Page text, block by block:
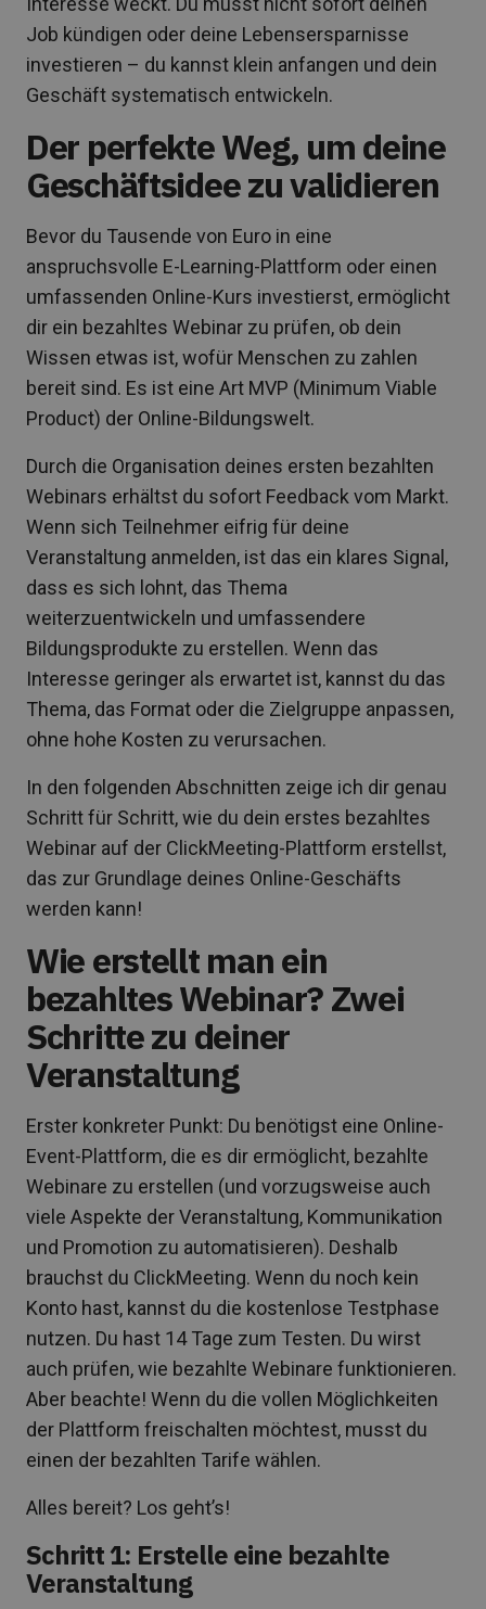
Job kündigen oder deine Lebensersparnisse
investieren – du kannst klein anfangen und dein
Geschäft systematisch entwickeln.
Der perfekte Weg, um deine
Geschäftsidee zu validieren
Bevor du Tausende von Euro in eine
anspruchsvolle E-Learning-Plattform oder einen
umfassenden Online-Kurs investierst, ermöglicht
dir ein bezahltes Webinar zu prüfen, ob dein
Wissen etwas ist, wofür Menschen zu zahlen
bereit sind. Es ist eine Art MVP (Minimum Viable
Product) der Online-Bildungswelt.
Durch die Organisation deines ersten bezahlten
Webinars erhältst du sofort Feedback vom Markt.
Wenn sich Teilnehmer eifrig für deine
Veranstaltung anmelden, ist das ein klares Signal,
dass es sich lohnt, das Thema
weiterzuentwickeln und umfassendere
Bildungsprodukte zu erstellen. Wenn das
Interesse geringer als erwartet ist, kannst du das
Thema, das Format oder die Zielgruppe anpassen,
ohne hohe Kosten zu verursachen.
In den folgenden Abschnitten zeige ich dir genau
Schritt für Schritt, wie du dein erstes bezahltes
Webinar auf der ClickMeeting-Plattform erstellst,
das zur Grundlage deines Online-Geschäfts
werden kann!
Wie erstellt man ein
bezahltes Webinar? Zwei
Schritte zu deiner
Veranstaltung
Erster konkreter Punkt: Du benötigst eine Online-
Event-Plattform, die es dir ermöglicht, bezahlte
Webinare zu erstellen (und vorzugsweise auch
viele Aspekte der Veranstaltung, Kommunikation
und Promotion zu automatisieren). Deshalb
brauchst du ClickMeeting. Wenn du noch kein
Konto hast, kannst du die kostenlose Testphase
nutzen. Du hast 14 Tage zum Testen. Du wirst
auch prüfen, wie bezahlte Webinare funktionieren.
Aber beachte! Wenn du die vollen Möglichkeiten
der Plattform freischalten möchtest, musst du
einen der bezahlten Tarife wählen.
Alles bereit? Los geht’s!
Schritt 1: Erstelle eine bezahlte
Veranstaltung